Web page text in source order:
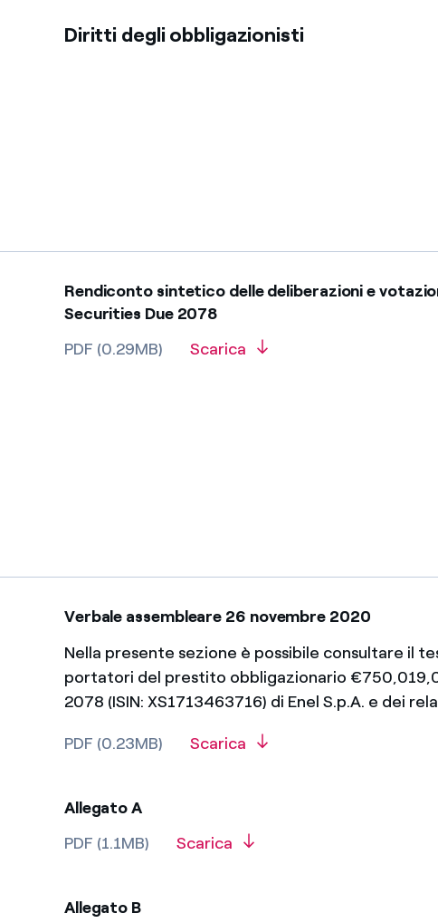
Diritti degli obbligazionisti
Rendiconto sintetico delle deliberazioni e
Securities Due 2078
PDF (0.29MB)
Scarica
Verbale assembleare 26 novembre 2020
Nella presente sezione è possibile consultare il
portatori del prestito obbligazionario
2078 (ISIN: XS1713463716) di Enel S.p.A. e dei
PDF (0.23MB) Scarica
Allegato A
PDF (1.1MB)
Scarica
Allegato B